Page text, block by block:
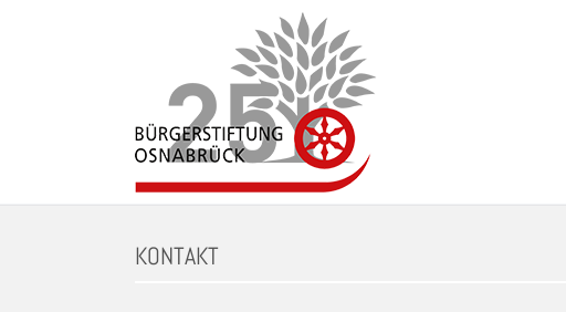
Schlagwort: Kindertanzen (ab 3 Jahren) in Osnabrueck
KONTAKT